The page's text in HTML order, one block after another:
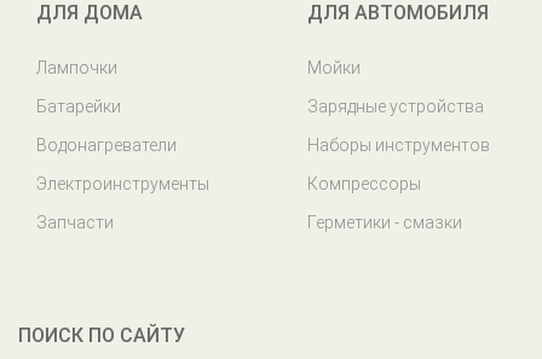
ДЛЯ ДОМА
Лампочки
Батарейки
Водонагреватели
Электроинструменты
Запчасти
ДЛЯ АВТОМОБИЛЯ
Мойки
Зарядные устройства
Наборы инструментов
Компрессоры
Герметики - смазки
ПОИСК ПО САЙТУ